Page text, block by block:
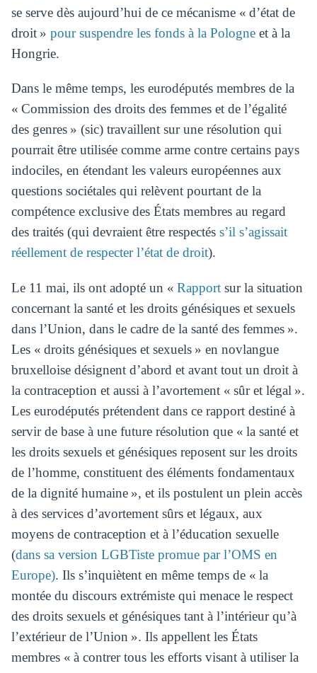
se serve dès aujourd’hui de ce mécanisme « d’état de
droit » pour suspendre les fonds à la Pologneet à la
Hongrie.
Dans le même temps, les eurodéputés membres de la
« Commission des droits des femmes et de l’égalité
des genres » (sic) travaillent sur une résolution qui
pourrait être utilisée comme arme contre certains pays
indociles, en étendant les valeurs européennes aux
questions sociétales qui relèvent pourtant de la
compétence exclusive des États membres au regard
des traités (qui devraient être respectés s’il s’agissait
réellement de respecter l’état de droit).
Le 11 mai, ils ont adopté un « Rapportsur la situation
concernant la santé et les droits génésiques et sexuels
dans l’Union, dans le cadre de la santé des femmes ».
Les « droits génésiques et sexuels » en novlangue
bruxelloise désignent d’abord et avant tout un droit à
la contraception et aussi à l’avortement « sûr et légal ».
Les eurodéputés prétendent dans ce rapport destiné à
servir de base à une future résolution que « la santé et
les droits sexuels et génésiques reposent sur les droits
de l’homme, constituent des éléments fondamentaux
de la dignité humaine », et ils postulent un plein accès
à des services d’avortement sûrs et légaux, aux
moyens de contraception et à l’éducation sexuelle
(dans sa version LGBTiste promue par l’OMS en
Europe). Ils s’inquiètent en même temps de « la
montée du discours extrémiste qui menace le respect
des droits sexuels et génésiques tant à l’intérieur qu’à
l’extérieur de l’Union ». Ils appellent les États
membres « à contrer tous les efforts visant à utiliser la